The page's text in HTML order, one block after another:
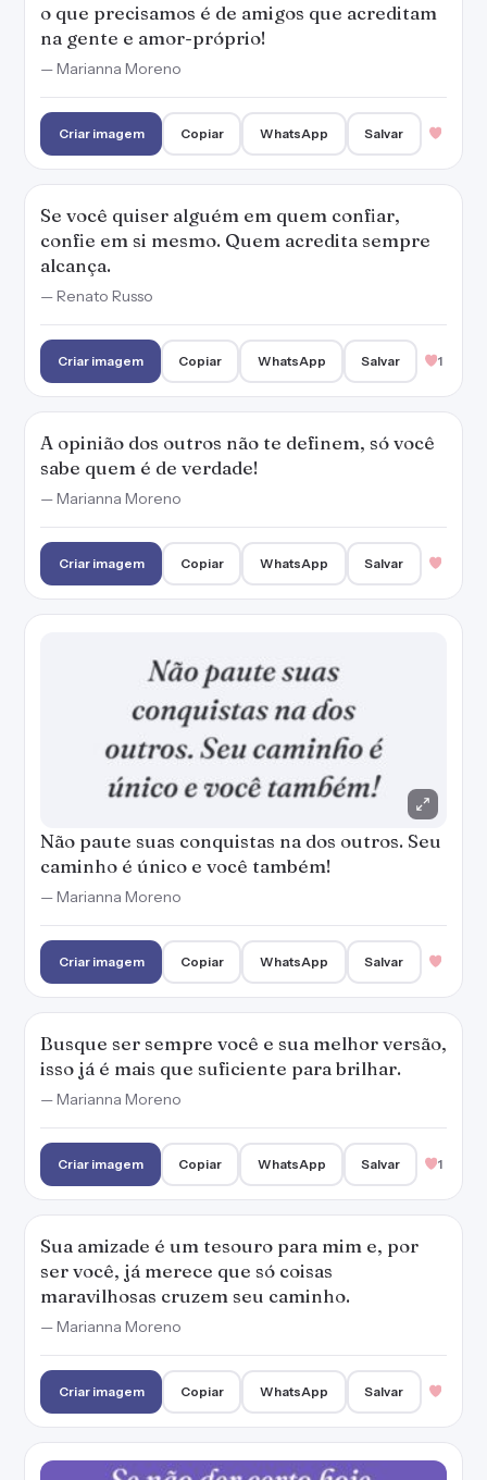
o que precisamos é de amigos que acreditam
na gente e amor-próprio!
— Marianna Moreno
Criar imagem Copiar WhatsApp Salvar
Se você quiser alguém em quem confiar,
confie em si mesmo. Quem acredita sempre
alcança.
— Renato Russo
Criar imagem Copiar WhatsApp Salvar 1
A opinião dos outros não te definem, só você
sabe quem é de verdade!
— Marianna Moreno
Criar imagem Copiar WhatsApp Salvar
Não paute suas conquistas na dos outros. Seu
caminho é único e você também!
— Marianna Moreno
Criar imagem Copiar WhatsApp Salvar
Busque ser sempre você e sua melhor versão,
isso já é mais que suficiente para brilhar.
— Marianna Moreno
Criar imagem Copiar WhatsApp Salvar 1
Sua amizade é um tesouro para mim e, por
ser você, já merece que só coisas
maravilhosas cruzem seu caminho.
— Marianna Moreno
Criar imagem Copiar WhatsApp Salvar